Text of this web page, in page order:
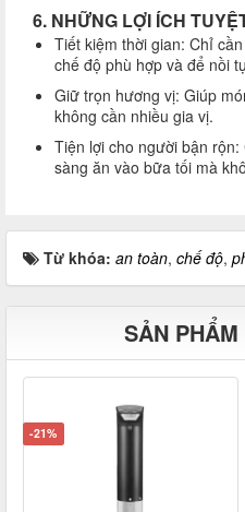
6. NHỮNG LỢI ÍCH
Tiết kiệm thời gian: Chỉ
chế độ phù hợp và để nồi
Giữ trọn hương vị: Giúp
không cần nhiều gia vị.
Tiện lợi cho người bận
sàng ăn vào bữa tối mà
Từ khóa: an toàn, chế độ,
SẢN
-21%